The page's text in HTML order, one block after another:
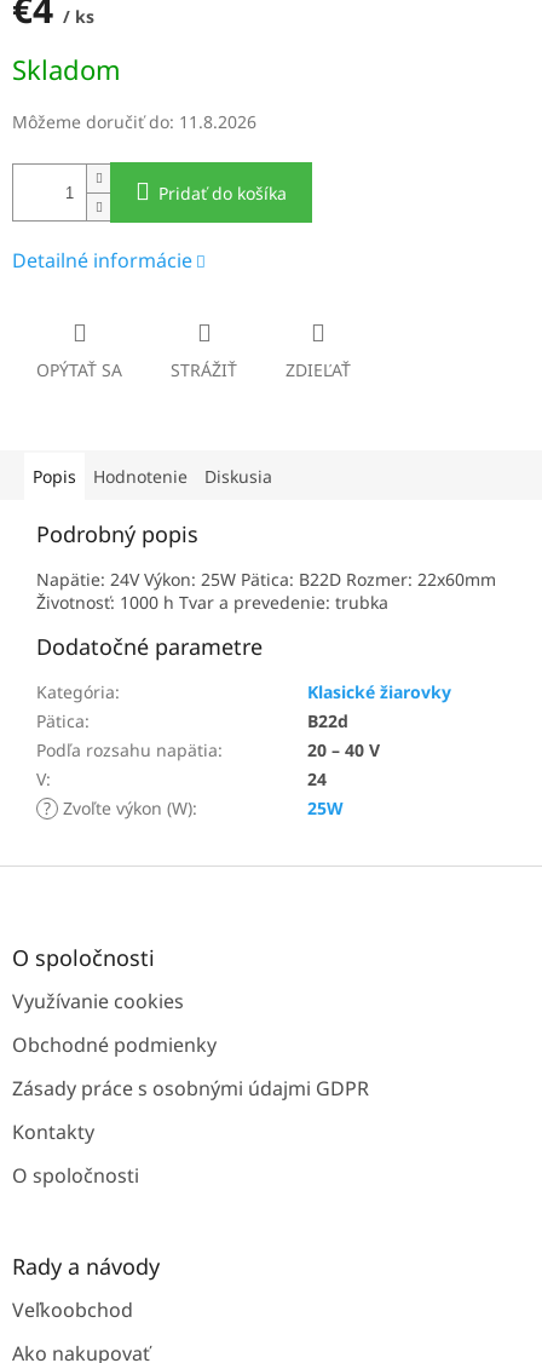
/ ks
cena:
Skladom
Môžeme doručiť do: 11.8.2026
Pridať do košíka
Detailné informácie
OPÝTAŤ SA STRÁŽIŤ ZDIEĽAŤ
Popis Hodnotenie Diskusia
Podrobný popis
Napätie: 24V Výkon: 25W Pätica: B22D Rozmer: 22x60mm
Životnosť: 1000 h Tvar a prevedenie: trubka
Dodatočné parametre
Kategória:
Klasické žiarovky
Pätica:
B22d
Podľa rozsahu napätia:
20 – 40 V
V:
24
? Zvoľte výkon (W): 25W
Z
O spoločnosti
Využívanie cookies
Obchodné podmienky
Zásady práce s osobnými údajmi GDPR
Kontakty
O spoločnosti
Rady a návody
Veľkoobchod
Ako nakupovať